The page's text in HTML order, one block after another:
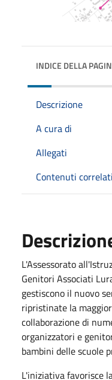
INDICE DELLA
Descrizione
A cura di
Allegati
Contenuti correlati
L'Assessorato
Genitori Associati
gestiscono il nuovo
ripristinate la
collaborazione di
organizzatori e
bambini delle scuole
L'iniziativa favorisce